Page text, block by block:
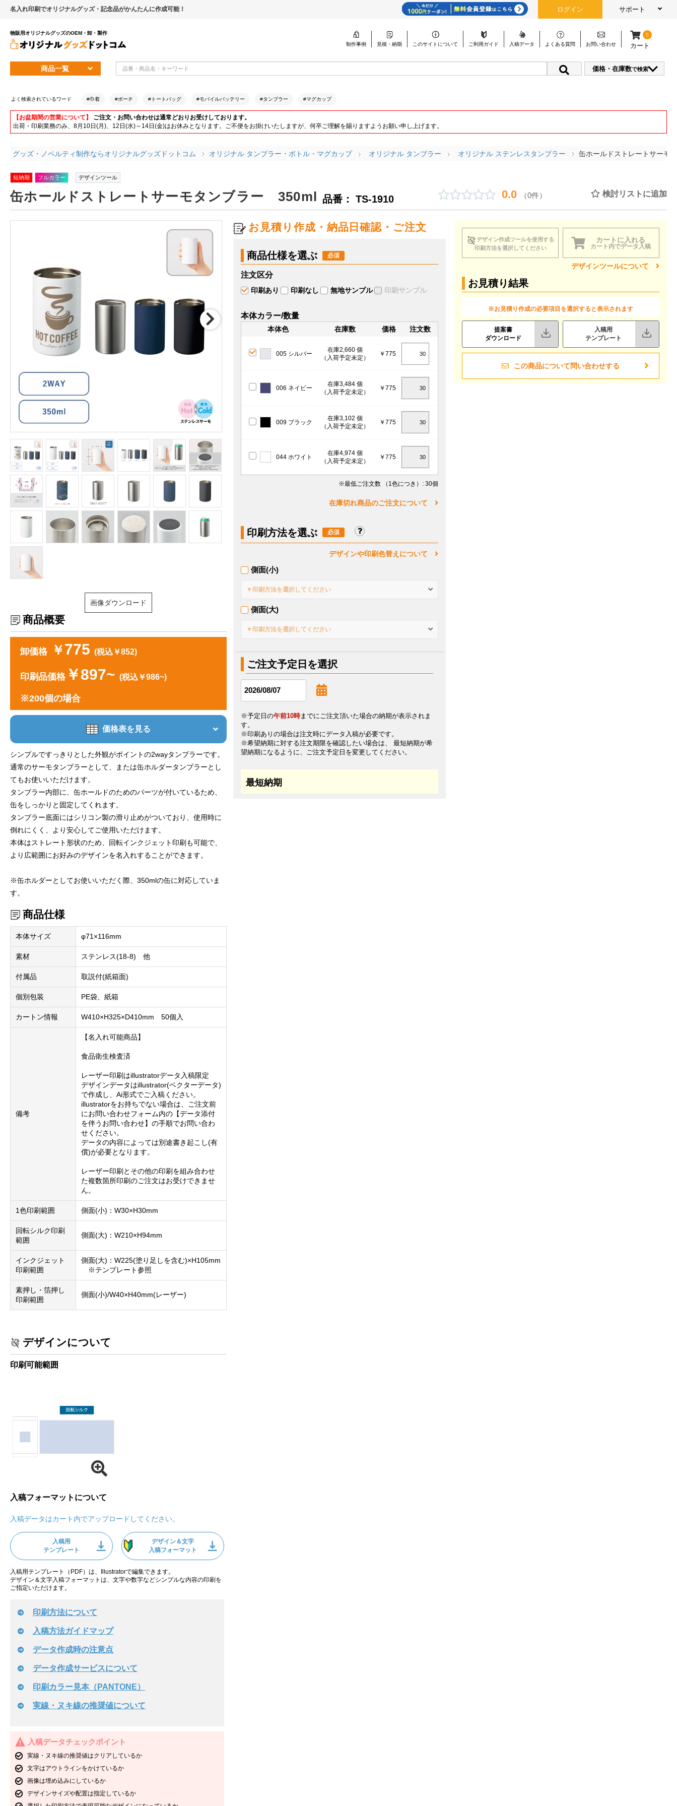
名入れ印刷でオリジナルグッズ・記念品がかんたんに作成可能！ ログイン サポート
物販用オリジナルグッズのOEM・卸・製作
制作事例
見積・納期 このサイトについて ご利用ガイド 入稿データ よくある質問 お問い合わせ
0
カート
商品一覧 価格・在庫数で検索
よく検索されているワード #巾着 #ポーチ #トートバッグ #モバイルバッテリー #タンブラー #マグカップ
【お盆期間の営業について】
ご注文・お問い合わせは通常どおりお受けしております。
出荷・印刷業務のみ、8月10日(月)、12日(水)～14日(金)はお休みとなります。ご不便をお掛けいたしますが、何卒ご理解を賜りますようお願い申し上げます。
グッズ・ノベルティ制作ならオリジナルグッズドットコム オリジナル タンブラー・ボトル・マグカップ オリジナル タンブラー オリジナル ステンレスタンブラー 缶ホールドストレートサーモ
短納期 フルカラー デザインツール
缶ホールドストレートサーモタンブラー 350ml 品番： TS-1910 0.0 （0件） 検討リストに追加
画像ダウンロード
商品概要
卸価格 ￥775 (税込￥852)
印刷品価格￥897~ (税込￥986~)
※200個の場合
価格表を見る
シンプルですっきりとした外観がポイントの2wayタンブラーです。
通常のサーモタンブラーとして、または缶ホルダータンブラーとし
てもお使いいただけます。
タンブラー内部に、缶ホールドのためのパーツが付いているため、
缶をしっかりと固定してくれます。
タンブラー底面にはシリコン製の滑り止めがついており、使用時に
倒れにくく、より安心してご使用いただけます。
本体はストレート形状のため、回転インクジェット印刷も可能で、
より広範囲にお好みのデザインを名入れすることができます。
※缶ホルダーとしてお使いいただく際、350mlの缶に対応していま
す。
商品仕様
本体サイズ φ71×116mm
素材 ステンレス(18-8) 他
付属品 取説付(紙箱面)
個別包装 PE袋、紙箱
カートン情報 W410×H325×D410mm 50個入
備考
【名入れ可能商品】
食品衛生検査済
レーザー印刷はillustratorデータ入稿限定
デザインデータはillustrator(ベクターデータ)
で作成し、Ai形式でご入稿ください。
illustratorをお持ちでない場合は、ご注文前
にお問い合わせフォーム内の【データ添付
を伴うお問い合わせ】の手順でお問い合わ
せください。
データの内容によっては別途書き起こし(有
償)が必要となります。
レーザー印刷とその他の印刷を組み合わせ
た複数箇所印刷のご注文はお受けできませ
ん。
1色印刷範囲 側面(小)：W30×H30mm
回転シルク印刷
範囲
側面(大)：W210×H94mm
インクジェット
印刷範囲
側面(大)：W225(塗り足しを含む)×H105mm
※テンプレート参照
素押し・箔押し
印刷範囲
側面(小)/W40×H40mm(レーザー)
デザインについて
印刷可能範囲
入稿フォーマットについて
入稿データはカート内でアップロードしてください。
入稿用
テンプレート
デザイン＆文字
入稿フォーマット
入稿用テンプレート（PDF）は、Illustratorで編集できます。
デザイン＆文字入稿フォーマットは、文字や数字などシンプルな内容の印刷を
ご指定いただけます。
印刷方法について
入稿方法ガイドマップ
データ作成時の注意点
データ作成サービスについて
印刷カラー見本（PANTONE）
実線・ヌキ線の推奨値について
入稿データチェックポイント
実線・ヌキ線の推奨値はクリアしているか
文字はアウトラインをかけているか
画像は埋め込みにしているか
デザインサイズや配置は指定しているか
お見積り作成・納品日確認・ご注文
商品仕様を選ぶ
注文区分
印刷あり 印刷なし 無地サンプル 印刷サンプル
本体カラー/数量
本体色 在庫数 価格 注文数
005 シルバー
在庫2,660 個
（入荷予定未定）
￥775
006 ネイビー
在庫3,484 個
（入荷予定未定）
￥775
009 ブラック
在庫3,102 個
（入荷予定未定）
￥775
044 ホワイト
在庫4,974 個
（入荷予定未定）
￥775
※最低ご注文数 （1色につき） : 30個
在庫切れ商品のご注文について
印刷方法を選ぶ
デザインや印刷色替えについて
側面(小)
▼印刷方法を選択してください
側面(大)
▼印刷方法を選択してください
ご注文予定日を選択
※予定日の午前10時までにご注文頂いた場合の納期が表示されま
す。
※印刷ありの場合は注文時にデータ入稿が必要です。
※希望納期に対する注文期限を確認したい場合は、 最短納期が希
望納期になるように、ご注文予定日を変更してください。
最短納期
デザイン作成ツールを使用する
印刷方法を選択してください
カートに入れる
カート内でデータ入稿
デザインツールについて
お見積り結果
※お見積り作成の必要項目を選択すると表示されます
提案書
ダウンロード
入稿用
テンプレート
この商品について問い合わせする